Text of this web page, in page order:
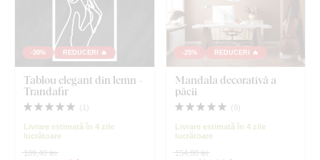
-30% REDUCERI 🔥
Tablou elegant din lemn -
Trandafir
( 1 )
Livrare estimată în 4 zile
lucrătoare
109,40 lei
-25% REDUCERI 🔥
Mandala decorativă a
păcii
( 9)
Livrare estimată în 4 zile
lucrătoare
154,80 lei